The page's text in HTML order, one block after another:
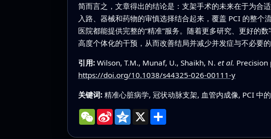
简而言之，文章得出的结论是：支架手术的未来在于为合
入路、器械和药物的审慎选择结合起来，覆盖 PCI 的整
医院都能提供完整的“精准”服务。随着更多研究、更好的
高度个体化的干预，从而改善结局并减少并发症与不必要的
引用: Wilson, T.M., Munaf, U., Shaikh, N. et al.
https://doi.org/10.1038/s44325-026-00111-y
关键词: 精准心脏病学, 冠状动脉支架, 血管内成像, PCI 中
WeChat
Sina
Weibo
Qzone
X 分
享